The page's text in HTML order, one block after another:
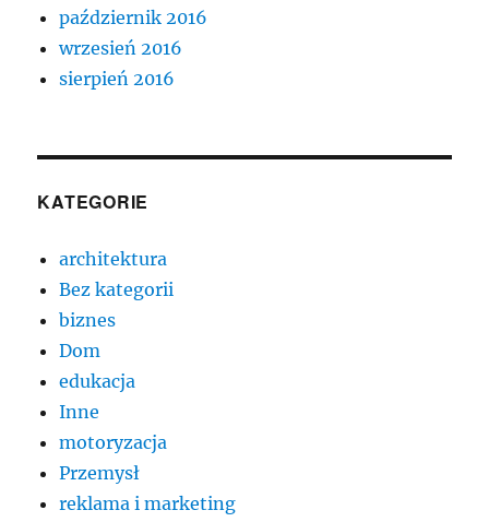
październik 2016
wrzesień 2016
sierpień 2016
KATEGORIE
architektura
Bez kategorii
biznes
Dom
edukacja
Inne
motoryzacja
Przemysł
reklama i marketing